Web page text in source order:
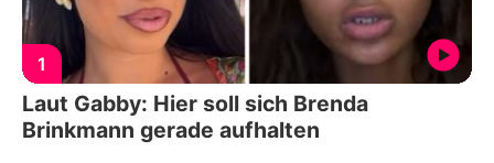
1
Laut Gabby: Hier soll sich Brenda
Brinkmann gerade aufhalten